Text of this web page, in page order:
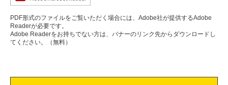
PDF形式のファイルをご覧いただく場合には、Adobe社が提供するAdobe
Readerが必要です。
Adobe Readerをお持ちでない方は、バナーのリンク先からダウンロードし
てください。（無料）